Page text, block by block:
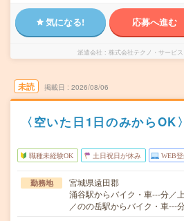
気になる! 応募へ進む
派遣会社 株式会社テクノ・サービス
未読 掲載日 2026/08/06
〈空いた日1日のみからOK
職種未経験OK 土日祝日が休み WEB
勤務地
宮城県遠田郡
涌谷駅からバイク・車---分／
／のの岳駅からバイク・車---